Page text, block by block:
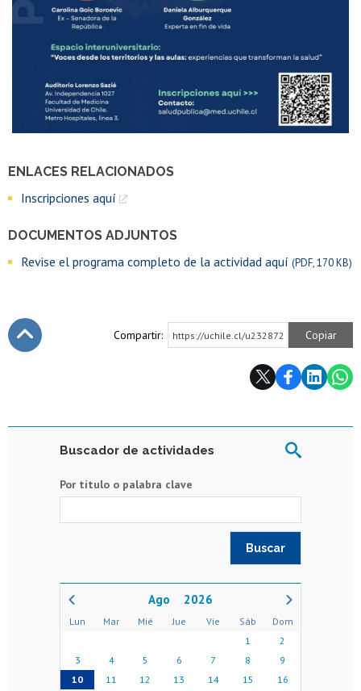
ENLACES RELACIONADOS
Inscripciones aquí
DOCUMENTOS ADJUNTOS
Revise el programa completo de la actividad aquí (PDF, 170 KB)
Compartir: https://uchile.cl/u232872 Copiar
Buscador de actividades
Por título o palabra clave
2026
Lun Mar Mié Jue Vie Sáb
Dom
1
2
3
4 5 6 7 8
9
10
11 12 13 14 15
16